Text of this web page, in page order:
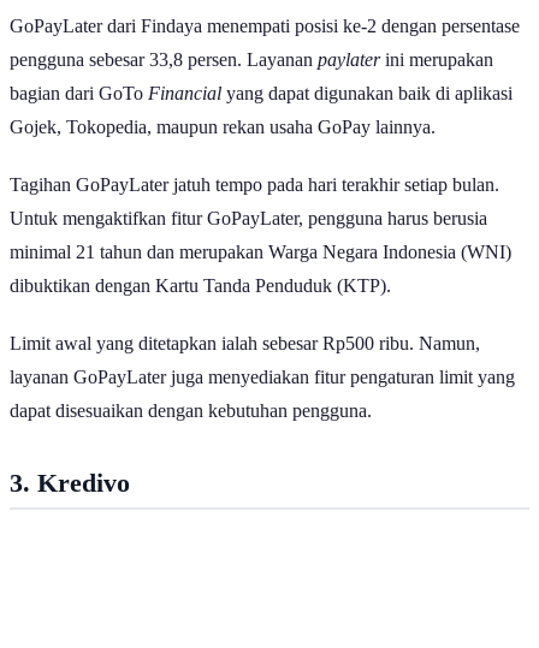
GoPayLater dari Findaya menempati posisi ke-2 dengan persentase
pengguna sebesar 33,8 persen. Layanan paylaterini merupakan
bagian dari GoTo Financial yang dapat digunakan baik di aplikasi
Gojek, Tokopedia, maupun rekan usaha GoPay lainnya.
Tagihan GoPayLater jatuh tempo pada hari terakhir setiap bulan.
Untuk mengaktifkan fitur GoPayLater, pengguna harus berusia
minimal 21 tahun dan merupakan Warga Negara Indonesia (WNI)
dibuktikan dengan Kartu Tanda Penduduk (KTP).
Limit awal yang ditetapkan ialah sebesar Rp500 ribu. Namun,
layanan GoPayLater juga menyediakan fitur pengaturan limit yang
dapat disesuaikan dengan kebutuhan pengguna.
3. Kredivo